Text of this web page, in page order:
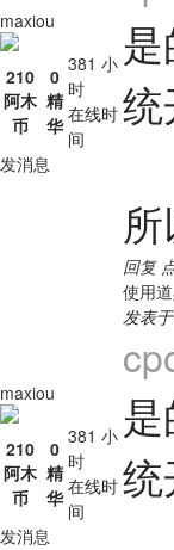
maxiou
210
阿木
币
0
精
华
381 小
时
在线时
间
发消息
统
回复
使用
maxiou
210
阿木
币
0
精
华
381 小
时
在线时
间
发消息
发表
统